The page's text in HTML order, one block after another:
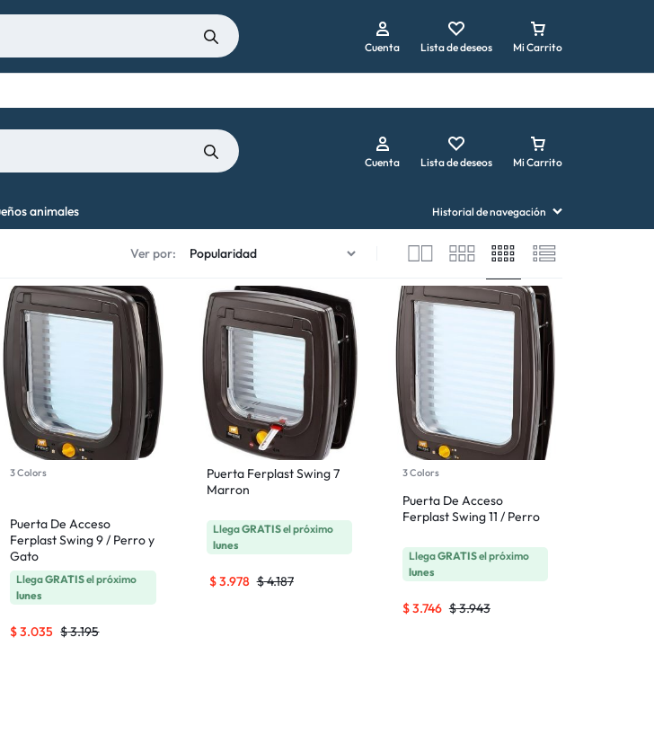
Cuenta Lista de deseos Mi Carrito
animales Historial de navegación
Cuenta Lista de deseos Mi Carrito
Ver por:
3 Colors
Puerta De Acceso
Ferplast Swing 9 / Perro y
Gato
LlegaGRATISel próximo
lunes
$3.195
$3.035
Puerta Ferplast Swing 7
Marron
LlegaGRATISel próximo
lunes
$4.187
$3.978
3 Colors
Puerta De Acceso
Ferplast Swing 11 / Perro
LlegaGRATISel próximo
lunes
$3.943
$3.746